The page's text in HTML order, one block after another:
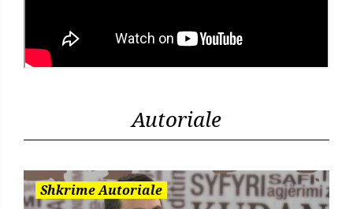
Autoriale
Shkrime Autoriale